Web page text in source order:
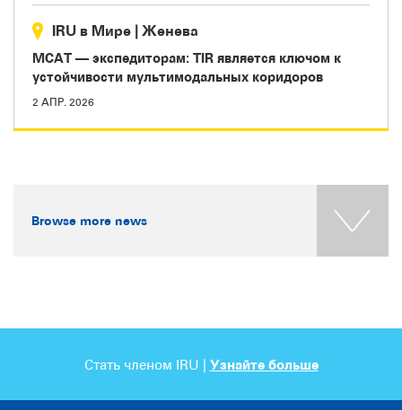
IRU в Мире | Женева
МСАТ — экспедиторам: TIR является ключом к
устойчивости мультимодальных коридоров
2 АПР. 2026
Browse more news
Стать членом IRU | Узнайте больше